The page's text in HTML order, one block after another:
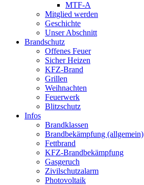
MTF-A
Mitglied werden
Geschichte
Unser Abschnitt
Brandschutz
Offenes Feuer
Sicher Heizen
KFZ-Brand
Grillen
Weihnachten
Feuerwerk
Blitzschutz
Infos
Brandklassen
Brandbekämpfung (allgemein)
Fettbrand
KFZ-Brand­bekämpfung
Gasgeruch
Zivilschutzalarm
Photovoltaik